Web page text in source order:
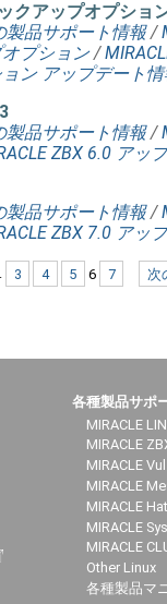
クアップオプショ
製品サポート情報 /
プション /
ン アップデート
製品サポート情報 /
ZBX 6.0 アッ
製品サポート情報 /
ZBX 7.0 アッ
次
3 4 5 6
7
各種製品サポ
MIRACLE
MIRACLE
MIRACLE
MIRACLE
MIRACLE
MIRACLE
MIRACLE
Other Linux
各種製品マ